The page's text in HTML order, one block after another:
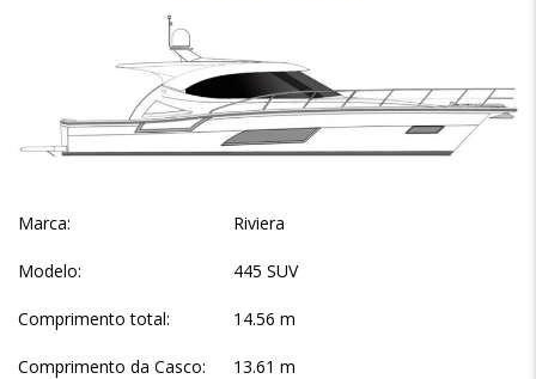
Marca: Riviera
Modelo: 445 SUV
Comprimento total: 14.56 m
Comprimento da Casco: 13.61 m